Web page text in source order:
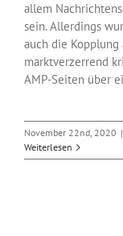
allem
sein. Allerdings
auch die
marktverzerrend
AMP-Seiten über
November 22nd, 2020 |
Weiterlesen